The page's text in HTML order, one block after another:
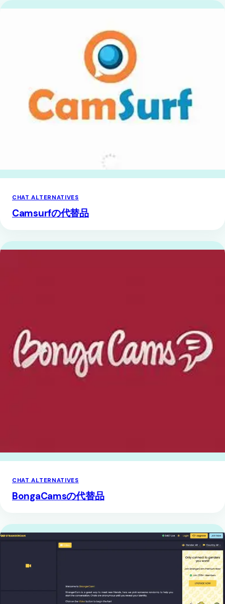
CHAT ALTERNATIVES
Camsurfの代替品
CHAT ALTERNATIVES
BongaCamsの代替品